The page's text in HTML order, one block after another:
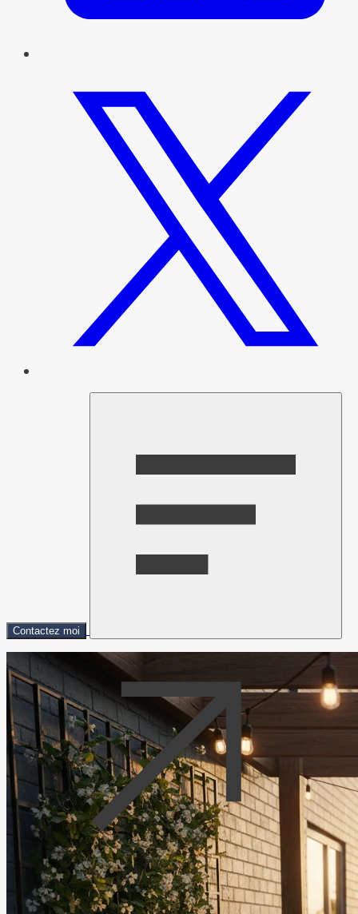
Contactez moi